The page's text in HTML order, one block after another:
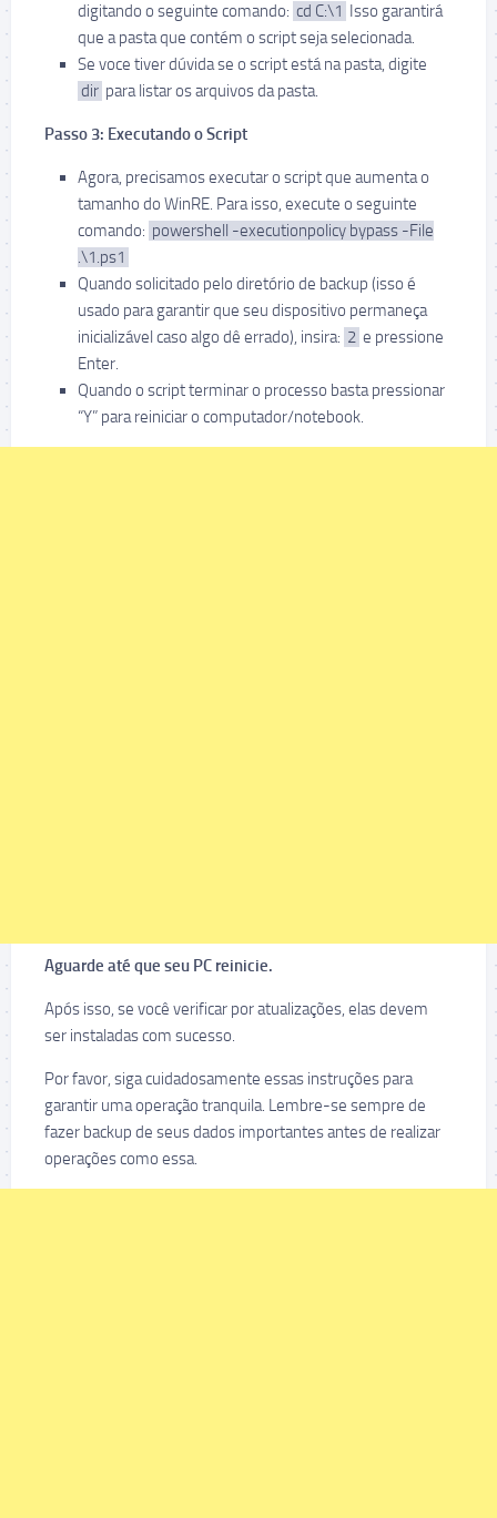
digitando o seguinte comando: cd C:\1 Isso garantirá
que a pasta que contém o script seja selecionada.
Se voce tiver dúvida se o script está na pasta, digite
dir para listar os arquivos da pasta.
Passo 3: Executando o Script
Agora, precisamos executar o script que aumenta o
tamanho do WinRE. Para isso, execute o seguinte
comando: powershell -executionpolicy bypass -File
.\1.ps1
Quando solicitado pelo diretório de backup (isso é
usado para garantir que seu dispositivo permaneça
inicializável caso algo dê errado), insira: 2 e pressione
Enter.
Quando o script terminar o processo basta pressionar
“Y” para reiniciar o computador/notebook.
Aguarde até que seu PC reinicie.
Após isso, se você verificar por atualizações, elas devem
ser instaladas com sucesso.
Por favor, siga cuidadosamente essas instruções para
garantir uma operação tranquila. Lembre-se sempre de
fazer backup de seus dados importantes antes de realizar
operações como essa.